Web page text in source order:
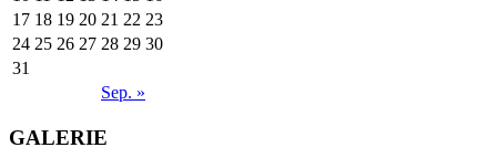
Sep. »
17 18 19 20 21 22 23
24 25 26 27 28 29 30
31
GALERIE